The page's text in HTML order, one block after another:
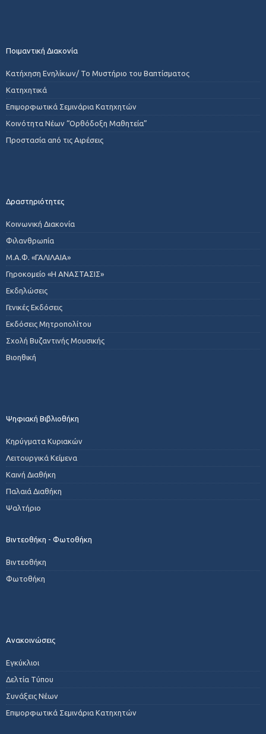
Ποιμαντική Διακονία
Κατήχηση Ενηλίκων/ Το Μυστήριο του Βαπτίσματος
Κατηχητικά
Επιμορφωτικά Σεμινάρια Κατηχητών
Κοινότητα Νέων “Ορθόδοξη Μαθητεία”
Προστασία από τις Αιρέσεις
Δραστηριότητες
Κοινωνική Διακονία
Φιλανθρωπία
Μ.Α.Φ. «ΓΑΛΙΛΑΙΑ»
Γηροκομείο «Η ΑΝΑΣΤΑΣΙΣ»
Εκδηλώσεις
Γενικές Εκδόσεις
Εκδόσεις Μητροπολίτου
Σχολή Βυζαντινής Μουσικής
Βιοηθική
Ψηφιακή Βιβλιοθήκη
Κηρύγματα Κυριακών
Λειτουργικά Κείμενα
Καινή Διαθήκη
Παλαιά Διαθήκη
Ψαλτήριο
Βιντεοθήκη - Φωτοθήκη
Βιντεοθήκη
Φωτοθήκη
Ανακοινώσεις
Εγκύκλιοι
Δελτία Τύπου
Συνάξεις Νέων
Επιμορφωτικά Σεμινάρια Κατηχητών